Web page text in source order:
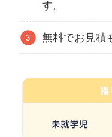
す。
無料でお見積